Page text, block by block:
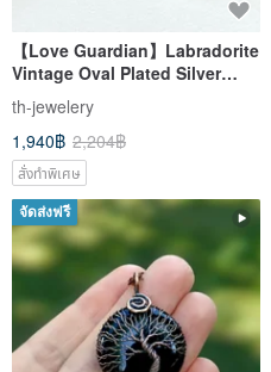
【Love Guardian】Labradorite
Vintage Oval Plated Silver
Lock Necklace | Sleep Quality
| Enhance Insight & Creativity
th-jewelery
1,940฿ 2,204฿
สั่งทำพิเศษ
จัดส่งฟรี